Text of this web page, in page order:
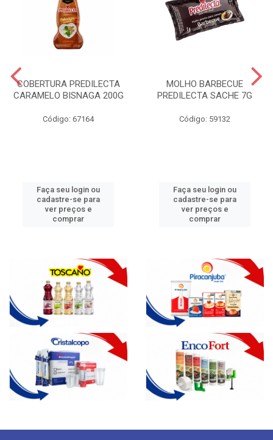
COBERTURA PREDILECTA
CARAMELO BISNAGA 200G
Código: 67164
Faça seu login ou
cadastre-se para
ver preços e
comprar
MOLHO BARBECUE
PREDILECTA SACHE 7G
Código: 59132
Faça seu login ou
cadastre-se para
ver preços e
comprar